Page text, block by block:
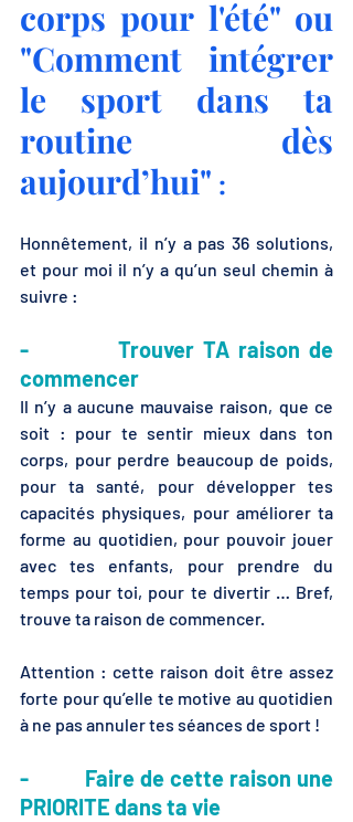
corps pour l'été" ou
"Comment intégrer
le sport dans ta
routine dès
aujourd’hui" :
Honnêtement, il n’y a pas 36 solutions,
et pour moi il n’y a qu’un seul chemin à
suivre :
-          Trouver TA raison de
commencer
Il n’y a aucune mauvaise raison, que ce
soit : pour te sentir mieux dans ton
corps, pour perdre beaucoup de poids,
pour ta santé, pour développer tes
capacités physiques, pour améliorer ta
forme au quotidien, pour pouvoir jouer
avec tes enfants, pour prendre du
temps pour toi, pour te divertir … Bref,
trouve ta raison de commencer.
Attention : cette raison doit être assez
forte pour qu’elle te motive au quotidien
à ne pas annuler tes séances de sport !
-          Faire de cette raison une
PRIORITE dans ta vie